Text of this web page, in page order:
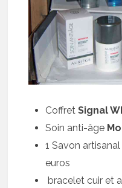
CoffretSignal
Soin anti-âge
1 Savon artisanal
euros
bracelet cuir et